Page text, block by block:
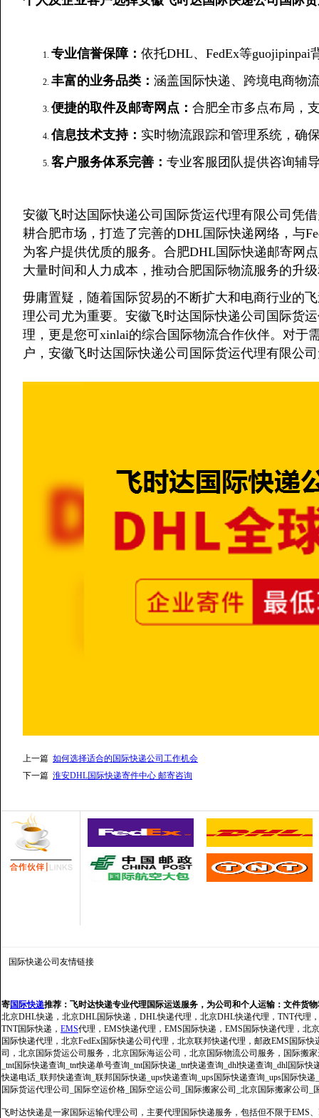
专业信誉保障： 依托DHL、FedEx等
丰富的业务品类： 涵盖国际快递、跨境电商物
便捷的取件及邮寄网点： 合肥全市多点布局，
信息技术支持： 实时物流跟踪和管理系统，确
客户服务体系完善： 专业客服团队提供咨询辅
安徽飞时达国际快递公司国际货运代理有限公司凭
耕合肥市场，打造了完善的DHL国际快递网络，与
为客户提供优质的服务。合肥DHL国际快递邮寄网
大量时间和人力成本，推动合肥国际物流服务的升
毋庸置疑，随着国际贸易的不断扩大和电商行业的
理公司尤为重要。安徽飞时达国际快递公司国际货
理，更是您可xinlai的综合国际物流合作伙伴。对于
户，安徽飞时达国际快递公司国际货运代理有限公司
上一篇 如何选择适合的国际快递公司工作机会
下一篇 淮安DHL国际快递寄件中心 邮寄咨询
国际快递公司 友情链接
寄国际快递推荐： 飞时达快递专业代理国际运送服务，为公司和个人运输：文件货
北京DHL快递，北京DHL国际快递，DHL快递代理，北京DHL快递代理，TNT代理
TNT国际快递， EMS代理，EMS快递代理，EMS国际快递，EMS国际快递代理，北
国际快递代理，北京FedEx国际快递公司代理，北京联邦快递代理，邮政EMS国际
司，北京国际货运公司服务，北京国际海运公司，北京国际物流公司服务，国际搬
_tnt国际快递查询_tnt快递单号查询_tnt国际快递_tnt快递查询_dhl快递查询_dhl国际
快递电话_联邦快递查询_联邦国际快递_ups快递查询_ups国际快递查询_ups国际快
国际货运代理公司_国际空运价格_国际空运公司_国际搬家公司_北京国际搬家公司_
飞时达快递是一家国际运输代理公司，主要代理国际快递服务，包括但不限于EMS